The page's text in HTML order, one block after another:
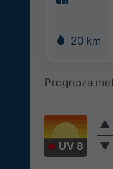
20 km
Prognoza
UV 8
▲
▼